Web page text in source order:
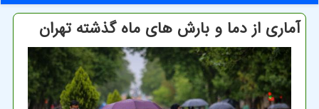
آماری از دما و بارش های ماه گذشته تهران